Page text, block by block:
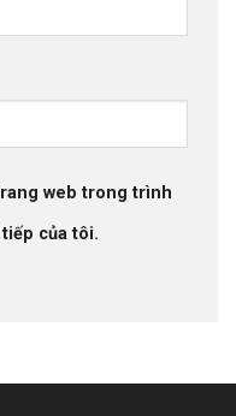
web trong trình
của tôi.